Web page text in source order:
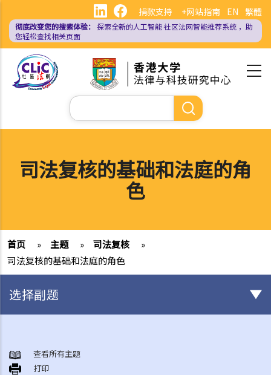
主
EN 繁體
捐款支持 +网站指南
彻底改变您的搜索体验： 探索全新的人工智能社区法网智能推荐系统 ，助
您轻松查找相关页面
搜
索
司法复核的基础和法庭的角
色
首页 » 主题 » 司法复核
»
司法复核的基础和法庭的角色
选择副题
司法复核的基础和法庭的角色
什么时候可以进行司法复核
查看所有主题
打印